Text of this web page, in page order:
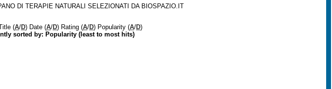
DI TERAPIE NATURALI SELEZIONATI DA BIOSPAZIO.IT
(A/D) Date (A/D) Rating (A/D) Popularity (A/D)
sorted by: Popularity (least to most hits)